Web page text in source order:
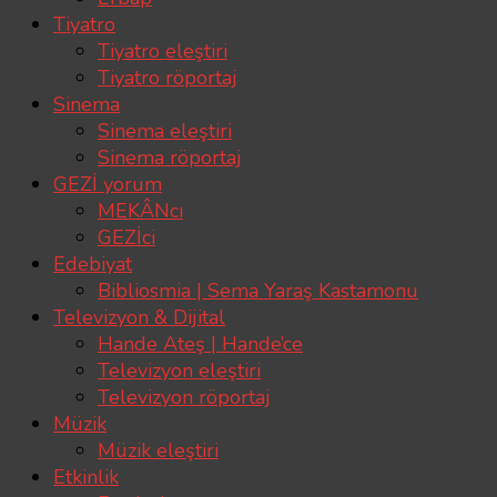
Tiyatro
Tiyatro eleştiri
Tiyatro röportaj
Sinema
Sinema eleştiri
Sinema röportaj
GEZİ yorum
MEKÂNcı
GEZİci
Edebiyat
Bibliosmia | Sema Yaraş Kastamonu
Televizyon & Dijital
Hande Ateş | Hande’ce
Televizyon eleştiri
Televizyon röportaj
Müzik
Müzik eleştiri
Etkinlik